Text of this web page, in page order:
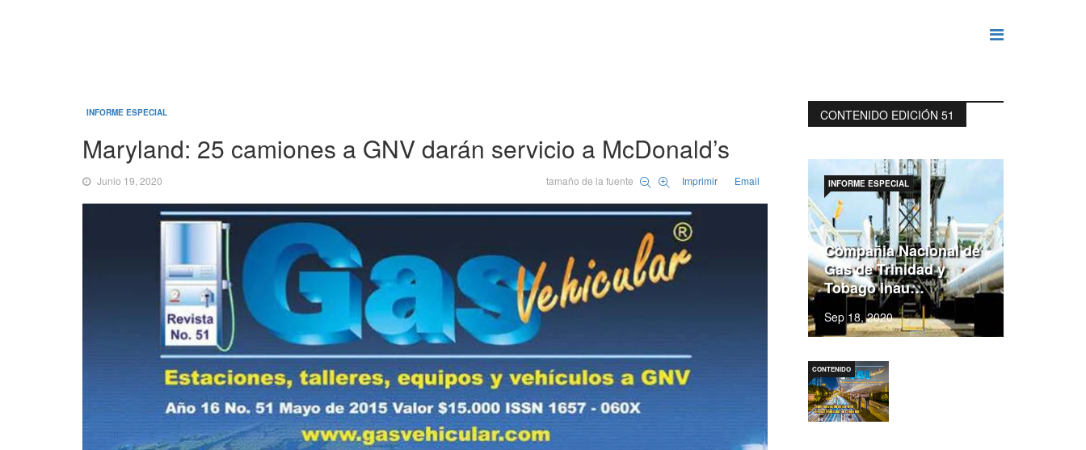
INFORME ESPECIAL
Maryland: 25 camiones a GNV darán servicio a McDonald’s
Junio 19, 2020 tamaño de la fuente Imprimir Email
CONTENIDO EDICIÓN 51
Compañia Nacional de
Gas de Trinidad y
Tobago inau…
Sep 18, 2020
INFORME ESPECIAL
CONTENIDO